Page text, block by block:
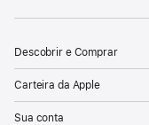
Descobrir e Comprar
Carteira da Apple
Sua conta